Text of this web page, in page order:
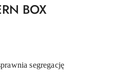
BOX
segregację